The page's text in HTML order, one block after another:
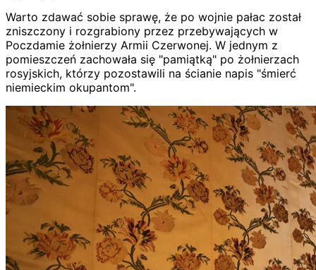
Warto zdawać sobie sprawę, że po wojnie pałac został
zniszczony i rozgrabiony przez przebywających w
Poczdamie żołnierzy Armii Czerwonej. W jednym z
pomieszczeń zachowała się "pamiątką" po żołnierzach
rosyjskich, którzy pozostawili na ścianie napis "śmierć
niemieckim okupantom".